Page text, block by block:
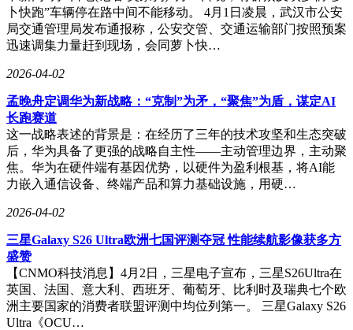
卜快跑”车辆停在路中间不能移动。 4月1日凌晨，武汉市公安
局交通管理局发布通报称，公安交管、交通运输部门按照预案
迅速调集力量赶到现场，会同萝卜快…
2026-04-02
孟晚舟定调华为新战略：“克制”为矛，“聚焦”为盾，谋定AI
长跑赛道
这一战略表述的背景是：在经历了三年的技术攻坚和生态突破
后，华为具备了更强的战略自主性——主动管理边界，主动聚
焦。华为在硬件端有基因优势，以硬件为盈利根基，将AI能
力嵌入通信设备、终端产品和算力基础设施，用硬…
2026-04-02
三星Galaxy S26 Ultra欧洲七国评测夺冠 性能续航影像获多方
盛赞
【CNMO科技消息】4月2日，三星电子宣布，三星S26Ultra在
英国、法国、意大利、西班牙、葡萄牙、比利时及瑞典七个欧
洲主要国家的消费者联盟评测中均位列第一。 三星Galaxy S26
Ultra《OCU…